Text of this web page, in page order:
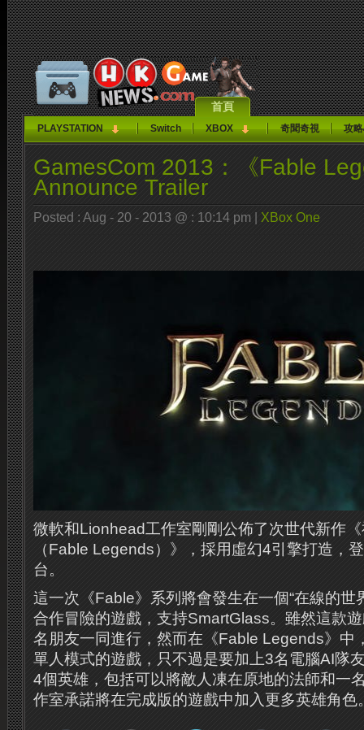
首頁
PLAYSTATION Switch XBOX 奇聞奇視 攻
GamesCom 2013：《Fable
Announce Trailer
Posted : Aug - 20 - 2013 @ : 10:14 pm | XBox One
微軟和Lionhead工作室剛剛公佈了次世代新作
（Fable Legends）》，採用虛幻4引擎打造，
台。
這一次《Fable》系列將會發生在一個“在線的世
合作冒險的遊戲，支持SmartGlass。雖然這款
名朋友一同進行，然而在《Fable Legends》中
單人模式的遊戲，只不過是要加上3名電腦AI隊
4個英雄，包括可以將敵人凍在原地的法師和一
作室承諾將在完成版的遊戲中加入更多英雄角色